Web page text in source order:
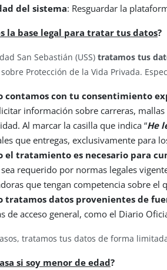
del sistema: Resguardar la
la base legal para tratar tus datos?
San Sebastián (USS) tratamos tus
sobre Protección de la Vida Privada.
contamos con tu consentimiento
información sobre carreras,
Al marcar la casilla que indica “He
que entregas, exclusivamente para
el tratamiento es necesario para
requerido por normas legales
que tengan competencia sobre
tratamos datos provenientes de
de acceso general, como el Diario
tratamos tus datos de forma
si soy menor de edad?